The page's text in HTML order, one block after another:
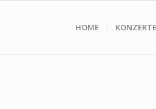
HOME KONZERTE